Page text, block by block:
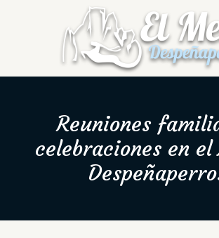
Reuniones
celebraciones en el